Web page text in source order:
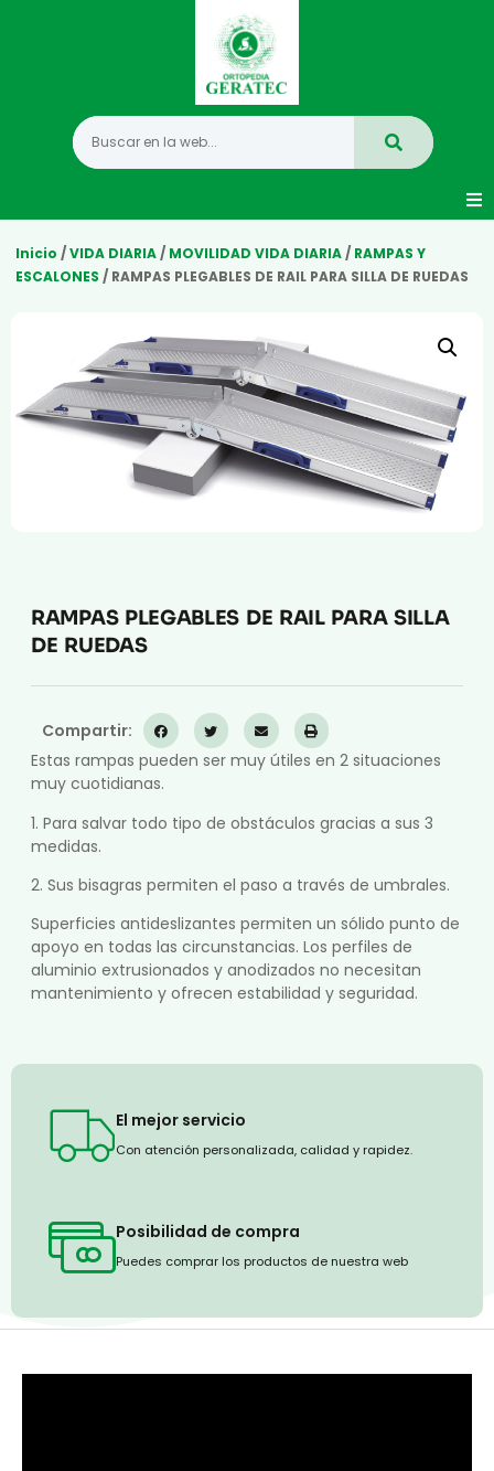
Movilidad
Vida Diaria
Infantil
Zona XXL
Inicio /VIDA DIARIA/ MOVILIDAD VIDA DIARIA/ RAMPAS Y
ESCALONES / RAMPAS PLEGABLES DE RAIL PARA SILLA DE RUEDAS
RAMPAS PLEGABLES DE RAIL PARA SILLA
DE RUEDAS
Compartir:
Estas rampas pueden ser muy útiles en 2 situaciones
muy cuotidianas.
1. Para salvar todo tipo de obstáculos gracias a sus 3
medidas.
2. Sus bisagras permiten el paso a través de umbrales.
Superficies antideslizantes permiten un sólido punto de
apoyo en todas las circunstancias. Los perfiles de
aluminio extrusionados y anodizados no necesitan
mantenimiento y ofrecen estabilidad y seguridad.
El mejor servicio
Con atención personalizada, calidad y rapidez.
Posibilidad de compra
Puedes comprar los productos de nuestra web